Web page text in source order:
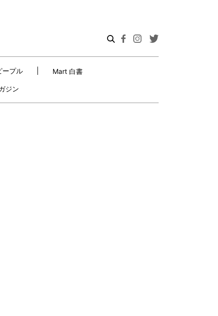
ープル Mart 白書
ジン